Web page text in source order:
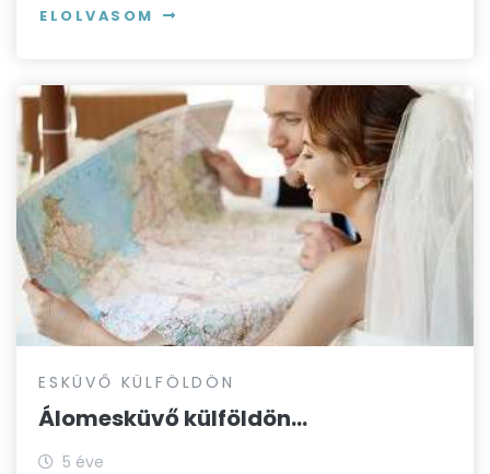
ELOLVASOM
ESKÜVŐ KÜLFÖLDÖN
Álomesküvő külföldön...
5 éve